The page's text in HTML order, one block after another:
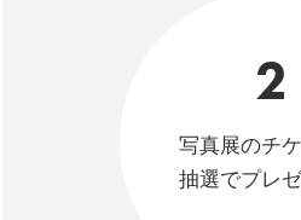
2
写真展のチ
抽選でプレ